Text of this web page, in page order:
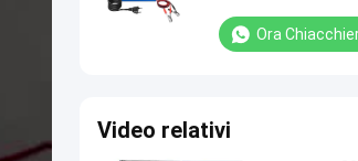
Ora
Video relativi